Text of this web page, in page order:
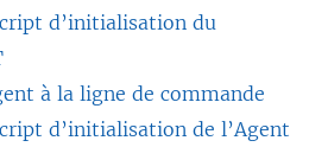
d’initialisation du
à la ligne de commande
d’initialisation de l’Agent